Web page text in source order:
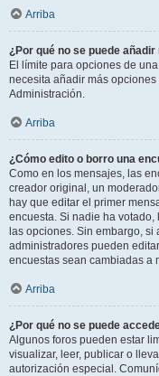
Arriba
¿Por qué no se puede
El límite para opciones de
necesita añadir más
Administración.
Arriba
¿Cómo edito o borro una
Como en los mensajes, las
creador original, un
hay que editar el primer
encuesta. Si nadie ha
las opciones. Sin embargo,
administradores pueden
encuestas sean cambiadas a
Arriba
¿Por qué no se puede
Algunos foros pueden estar
visualizar, leer, publicar o
autorización especial.